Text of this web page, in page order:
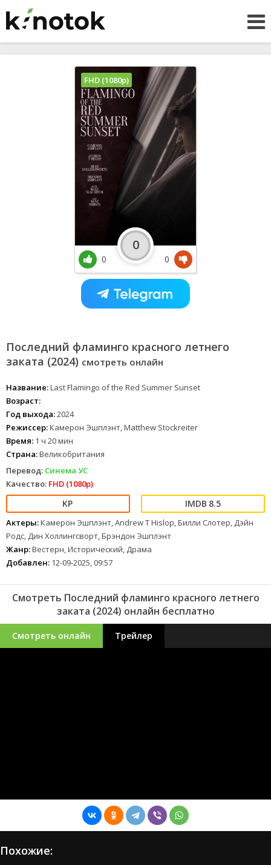
Последний фламинго красного летнего
заката (2024) смотреть онлайн
Название:Last Flamingo of the Red Summer Sunset
Возраст:
Год выхода:2024
Режиссер:Камерон Эшплэнт, Matthew Stockreiter
Время: 1 ч 20 мин
Страна:Великобритания
Перевод: Синема УС
Качество: FHD (1080p)
8.5
Актеры:Камерон Эшплэнт, Andrew T Hislop, Билли Слотер, Дэйн
Родс, Дин Холлингсворт, Брэндон Эшплэнт
Жанр:Вестерн, Исторический, Драма
Добавлен: 12-09-2025, 09:57
FHD (1080p)
0
0
0
Смотреть Последний фламинго красного летнего
заката (2024) онлайн бесплатно
Смотреть онлайн Трейлер
Похожие: